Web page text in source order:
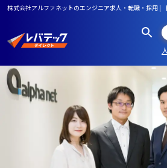
株式会社アルファネットのエンジニア求人・転職・採用 |